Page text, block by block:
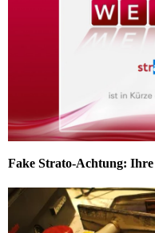
Fake Strato-Achtung: